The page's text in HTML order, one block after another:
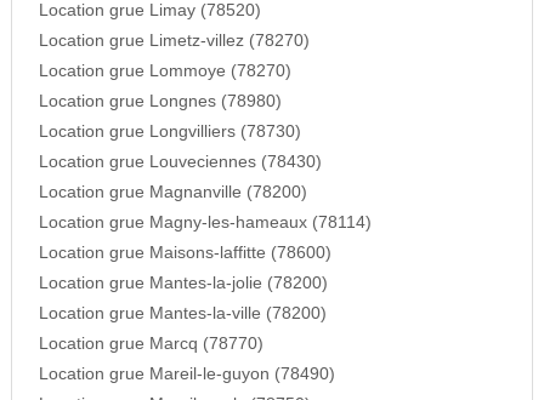
Location grue Limay (78520)
Location grue Limetz-villez (78270)
Location grue Lommoye (78270)
Location grue Longnes (78980)
Location grue Longvilliers (78730)
Location grue Louveciennes (78430)
Location grue Magnanville (78200)
Location grue Magny-les-hameaux (78114)
Location grue Maisons-laffitte (78600)
Location grue Mantes-la-jolie (78200)
Location grue Mantes-la-ville (78200)
Location grue Marcq (78770)
Location grue Mareil-le-guyon (78490)